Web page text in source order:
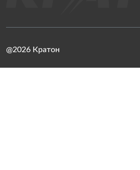
@2026 Кратон